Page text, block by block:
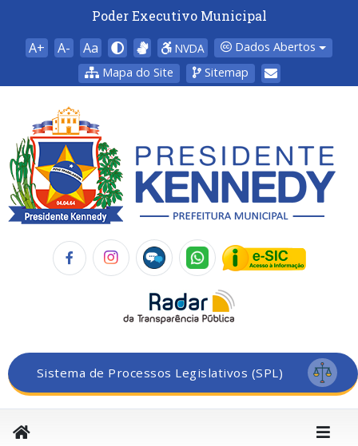
Poder Executivo Municipal
A+ A- Aa NVDA
Dados Abertos
Mapa do Site
Sitemap
Sistema de Processos Legislativos (SPL)